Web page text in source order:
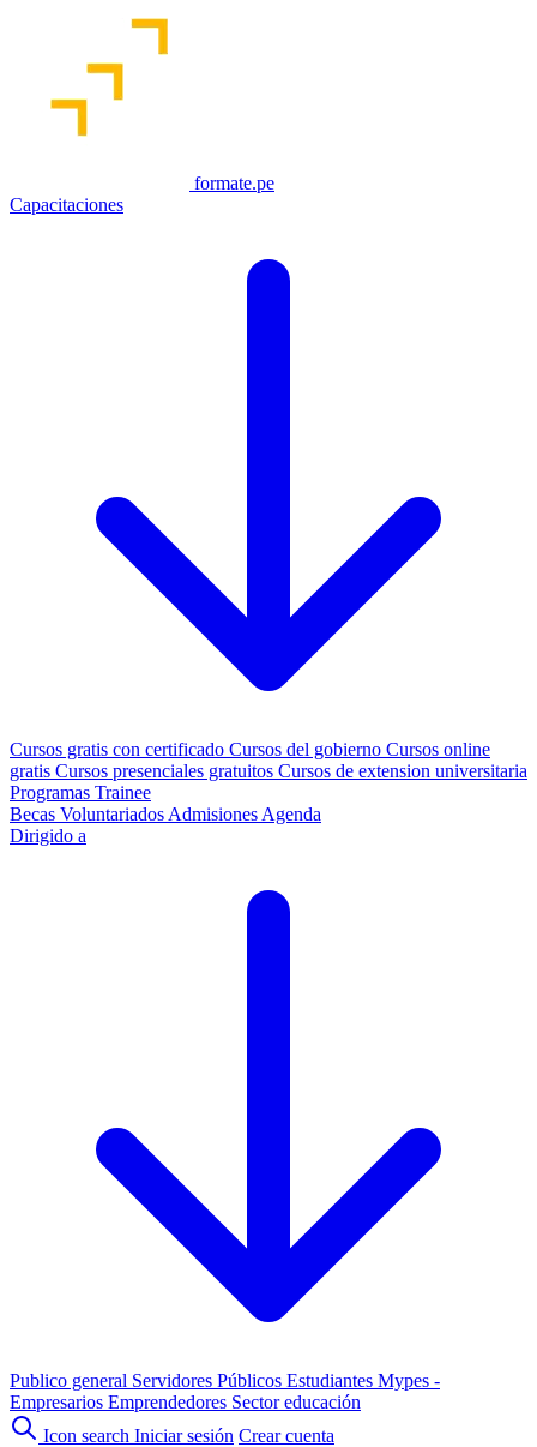
formate.pe
Capacitaciones
Cursos gratis con certificado Cursos del gobierno Cursos online
gratis Cursos presenciales gratuitos Cursos de extension universitaria
Programas Trainee
Becas Voluntariados Admisiones Agenda
Dirigido a
Publico general Servidores Públicos Estudiantes Mypes -
Empresarios Emprendedores Sector educación
Icon search Iniciar sesión Crear cuenta